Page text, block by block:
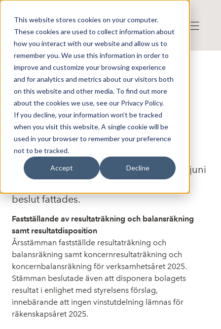
This website stores cookies on your computer.
These cookies are used to collect information about
how you interact with our website and allow us to
remember you. We use this information in order to
improve and customize your browsing experience
and for analytics and metrics about our visitors both
on this website and other media. To find out more
about the cookies we use, see our Privacy Policy.
If you decline, your information won’t be tracked
when you visit this website. A single cookie will be
used in your browser to remember your preference
not to be tracked.
Accept Decline
Press release from Companies
Published: 2026-06-12 11:44:32
Ramlösa shipping AB (publ):
Kommuniké från årsstämma i
Ramlösa shipping AB
Ramlösa shipping AB (publ) (Spotlight
Stock Market: RAMSH) har idag den 12 juni
beslut fattades.
Fastställande av resultaträkning och balansräkning
samt resultatdisposition
Årsstämman fastställde resultaträkning och
balansräkning samt koncernresultaträkning och
koncernbalansräkning för verksamhetsåret 2025.
Stämman beslutade även att disponera bolagets
resultat i enlighet med styrelsens förslag,
innebärande att ingen vinstutdelning lämnas för
räkenskapsåret 2025.